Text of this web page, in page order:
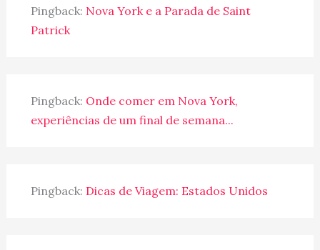
Pingback: Nova York e a Parada de Saint
Patrick
Pingback: Onde comer em Nova York,
experiências de um final de semana...
Pingback: Dicas de Viagem: Estados Unidos